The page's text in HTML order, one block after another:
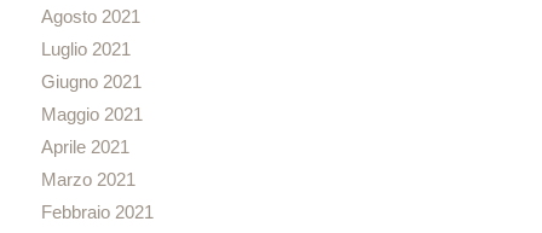
Agosto 2021
Luglio 2021
Giugno 2021
Maggio 2021
Aprile 2021
Marzo 2021
Febbraio 2021